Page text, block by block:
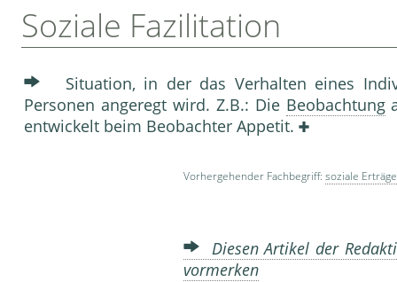
Soziale Fazilitation
Situation, in der das Verhalten eines
Personen angeregt wird. Z.B.: Die Beobachtung
entwickelt beim Beobachter Appetit.
Vorhergehender Fachbegriff: soziale Erträge
Diesen Artikel der
vormerken